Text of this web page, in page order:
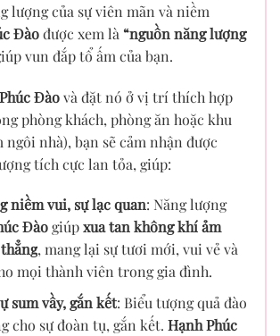
lượng của sự viên mãn và niềm
Đàođược xem là “nguồn năng lượng
vun đắp tổ ấm của bạn.
Đàovà đặt nó ở vị trí thích hợp
phòng khách, phòng ăn hoặc khu
nhà), bạn sẽ cảm nhận được
tích cực lan tỏa, giúp:
niềm vui, sự lạc quan: Năng lượng
Đàogiúpxua tan không khí ảm
, mang lại sự tươi mới, vui vẻ và
mọi thành viên trong gia đình.
sum vầy, gắn kết: Biểu tượng quả đào
cho sự đoàn tụ, gắn kết. Hạnh Phúc